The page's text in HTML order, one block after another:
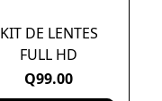
KIT DE LENTES
FULL HD
Q99.00